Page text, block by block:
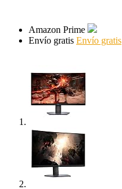
Amazon Prime
Envío gratis Envío gratis